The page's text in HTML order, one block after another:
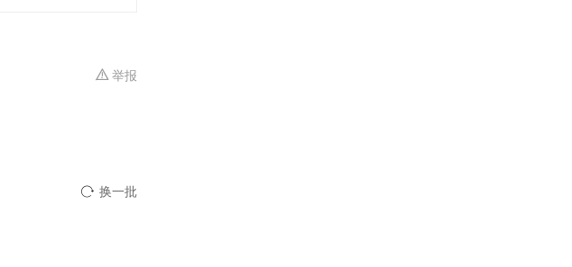
举报
换一批